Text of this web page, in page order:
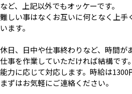
など、上記以外でもオッケーです。
難しい事はなくお互いに何となく上手
います。
休日、日中や仕事終わりなど、時間が
仕事を作業していただければ結構です。
能力に応じて対応します。時給は1300
まずはお気軽にご連絡ください。